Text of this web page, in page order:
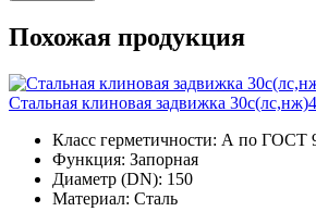
Похожая продукция
Стальная клиновая задвижка
Класс герметичности: А по ГОСТ
Функция: Запорная
Диаметр (DN): 150
Материал: Сталь